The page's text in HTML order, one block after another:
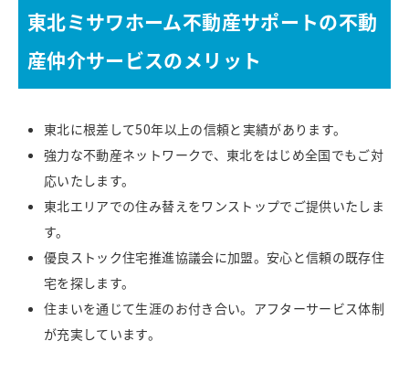
東北ミサワホーム不動産サポートの不動
産仲介サービスのメリット
東北に根差して50年以上の信頼と実績があります。
強力な不動産ネットワークで、東北をはじめ全国でもご対
応いたします。
東北エリアでの住み替えをワンストップでご提供いたしま
す。
優良ストック住宅推進協議会に加盟。安心と信頼の既存住
宅を探します。
住まいを通じて生涯のお付き合い。アフターサービス体制
が充実しています。